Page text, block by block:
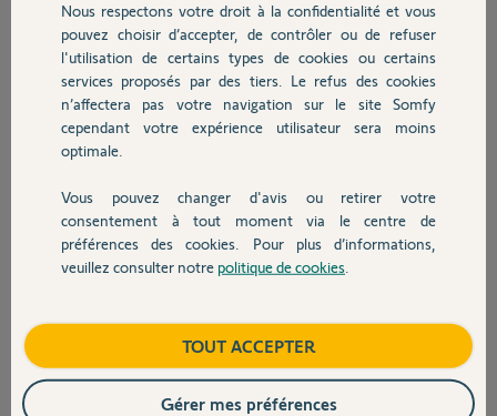
Chauffage
Autres produits
Devis avec un pro
Contact
effectuer.
merci de votre réponse
jeremy T.
il y a presque 11 ans
Participer au fil de discussion
Bonjour,
Le contacteur à clé a deux positions, tourne à gauche ou à droite, d'où
les 3 fils, un commun et deux actifs.
Pour le Freevia, vous ne pouvez utiliser qu'un seul coté, donc 2 fils qui
Nous respectons votre droit à la confidentialité et vous
pouvez choisir d’accepter, de contrôler ou de refuser
l'utilisation de certains types de cookies ou certains
services proposés par des tiers. Le refus des cookies
n’affectera pas votre navigation sur le site Somfy
cependant votre expérience utilisateur sera moins
optimale.
Vous pouvez changer d'avis ou retirer votre
consentement à tout moment via le centre de
préférences des cookies. Pour plus d’informations,
veuillez consulter notre politique de cookies
TOUT ACCEPTER
Gérer mes préférences